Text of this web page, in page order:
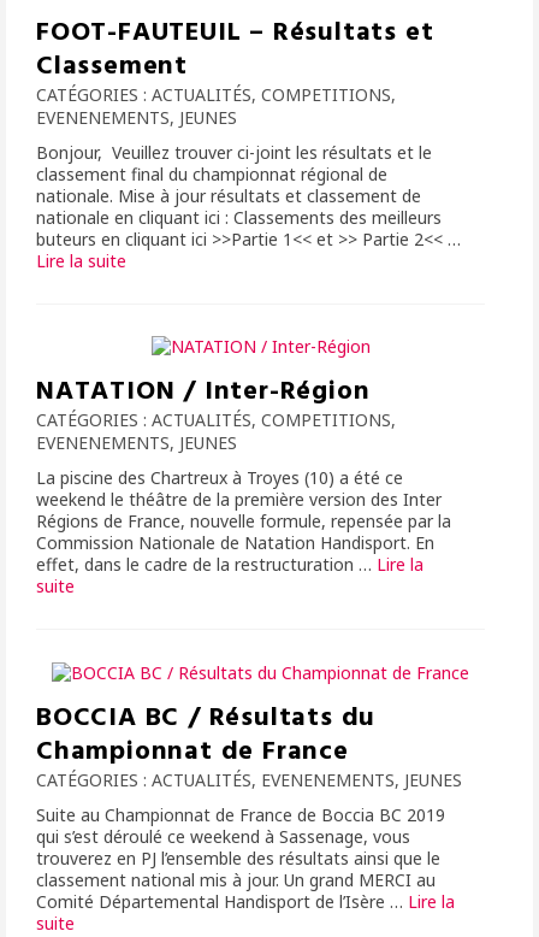
FOOT-FAUTEUIL – Résultats et
Classement
CATÉGORIES : ACTUALITÉS, COMPETITIONS,
EVENENEMENTS, JEUNES
Bonjour, Veuillez trouver ci-joint les résultats et le
classement final du championnat régional de
nationale. Mise à jour résultats et classement de
nationale en cliquant ici : Classements des meilleurs
buteurs en cliquant ici >>Partie 1<< et >> Partie 2<< …
Lire la suite­­
NATATION / Inter-Région
CATÉGORIES : ACTUALITÉS, COMPETITIONS,
EVENENEMENTS, JEUNES
La piscine des Chartreux à Troyes (10) a été ce
weekend le théâtre de la première version des Inter
Régions de France, nouvelle formule, repensée par la
Commission Nationale de Natation Handisport. En
effet, dans le cadre de la restructuration … Lire la
suite­­
BOCCIA BC / Résultats du
Championnat de France
CATÉGORIES : ACTUALITÉS, EVENENEMENTS, JEUNES
Suite au Championnat de France de Boccia BC 2019
qui s’est déroulé ce weekend à Sassenage, vous
trouverez en PJ l’ensemble des résultats ainsi que le
classement national mis à jour. Un grand MERCI au
Comité Départemental Handisport de l’Isère … Lire la
suite­­